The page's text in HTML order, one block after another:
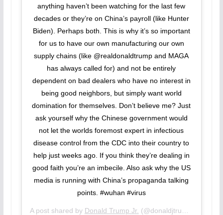
anything haven’t been watching for the last few
decades or they’re on China’s payroll (like Hunter
Biden). Perhaps both. This is why it’s so important
for us to have our own manufacturing our own
supply chains (like @realdonaldtrump and MAGA
has always called for) and not be entirely
dependent on bad dealers who have no interest in
being good neighbors, but simply want world
domination for themselves. Don’t believe me? Just
ask yourself why the Chinese government would
not let the worlds foremost expert in infectious
disease control from the CDC into their country to
help just weeks ago. If you think they’re dealing in
good faith you’re an imbecile. Also ask why the US
media is running with China’s propaganda talking
points. #wuhan #virus
A post shared by Donald Trump Jr. (@donaldjtrumpjr) on